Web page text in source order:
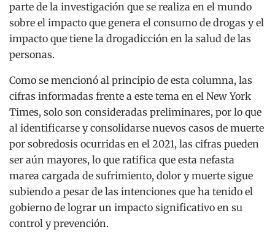
parte de la investigación que se realiza en el mundo
sobre el impacto que genera el consumo de drogas y el
impacto que tiene la drogadicción en la salud de las
personas.
Como se mencionó al principio de esta columna, las
cifras informadas frente a este tema en el New York
Times, solo son consideradas preliminares, por lo que
al identificarse y consolidarse nuevos casos de muerte
por sobredosis ocurridas en el 2021, las cifras pueden
ser aún mayores, lo que ratifica que esta nefasta
marea cargada de sufrimiento, dolor y muerte sigue
subiendo a pesar de las intenciones que ha tenido el
gobierno de lograr un impacto significativo en su
control y prevención.